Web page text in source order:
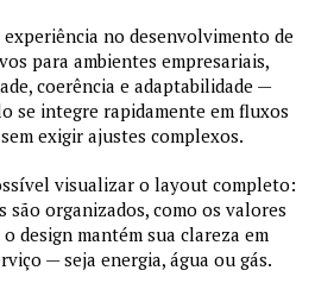
no desenvolvimento de
para ambientes empresariais,
coerência e adaptabilidade —
se integre rapidamente em fluxos
exigir ajustes complexos.
visualizar o layout completo:
são organizados, como os valores
design mantém sua clareza em
— seja energia, água ou gás.